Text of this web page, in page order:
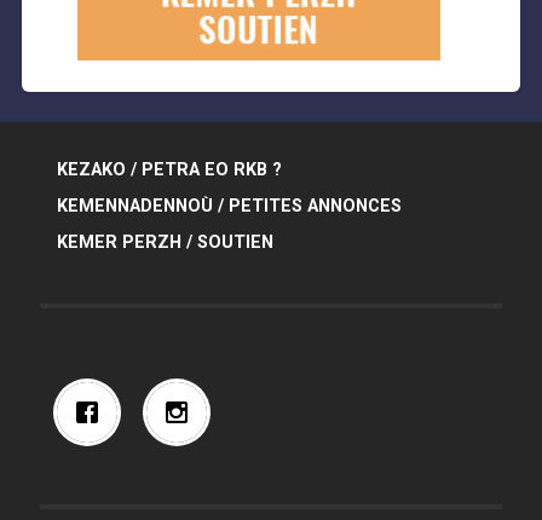
KEZAKO / PETRA EO RKB ?
KEMENNADENNOÙ / PETITES ANNONCES
KEMER PERZH / SOUTIEN